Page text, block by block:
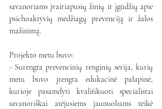
savanoriams įvairiapusių žinių ir įgūdžių apie
psichoaktyvių medžiagų prevenciją ir žalos
mažinimą.
Projekto metu buvo:
- Surengta prevencinių renginių serija, kurių
metu buvo įrengta edukacinė palapinė,
kurioje pasamdyti kvalifikuoti specialistai
savanoriškai atėjusiems jaunuoliams teikė